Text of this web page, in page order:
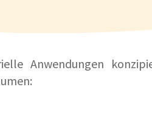
Anwendungen